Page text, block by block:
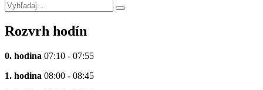
Rozvrh hodín
0. hodina 07:10 - 07:55
1. hodina 08:00 - 08:45